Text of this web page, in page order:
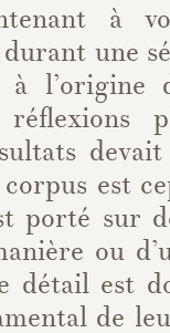
à
une
l’origine
est
porté sur
ou
détail est
de